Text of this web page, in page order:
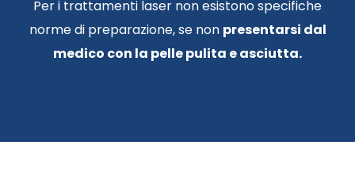
Per i trattamenti laser non esistono specifiche
norme di preparazione, se non presentarsi dal
medico con la pelle pulita e asciutta.